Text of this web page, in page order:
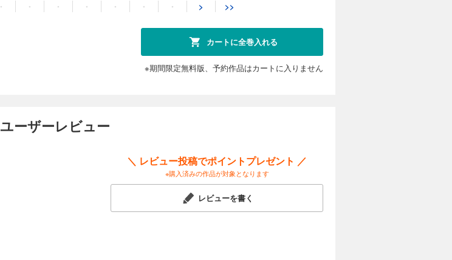
フランス。しかし戦場の兵士たちの士気は低く、緒戦に敗退。
ンスの未来を拓くために、ダントンが、デムーランが、再びパ
代わって国民公会が開幕すると、新人議員サン・ジュストの演
ちのさまざまな思惑が交錯する中、ついにルイ16世の死刑が確
13
世を断頭台に送り込み、共和政の道を歩み始めたフランス。し
ランス包囲網が敷かれ戦況は暗転、国内ではヴァンデ県を発
、政権を手放さないジロンド派がマラを告発したことで、マ
上がり――。民意が革命を暴走させる、第13巻。
・ ・ ・ ・ ・ ・ ・ > >>
カートに全巻入れる
※期間限定無料版、予約作品はカートに入りません
ーザーレビュー
＼ レビュー投稿でポイントプレゼント ／
※購入済みの作品が対象となります
レビューを書く